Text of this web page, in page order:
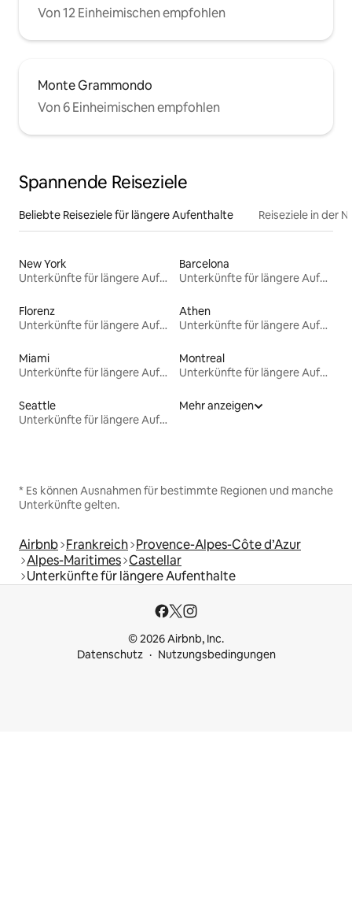
Von 12 Einheimischen empfohlen
Monte Grammondo
Von 6 Einheimischen empfohlen
Spannende Reiseziele
Beliebte Reiseziele für längere Aufenthalte Reiseziele in der
New York
Unterkünfte für längere Aufenthalte
Barcelona
Unterkünfte für längere Aufenthalte
Florenz
Unterkünfte für längere Aufenthalte
Athen
Unterkünfte für längere Aufenthalte
Miami
Unterkünfte für längere Aufenthalte
Montreal
Unterkünfte für längere Aufenthalte
Seattle
Unterkünfte für längere Aufenthalte
Mehr anzeigen
* Es können Ausnahmen für bestimmte Regionen und manche
Unterkünfte gelten.
Airbnb Frankreich Provence-Alpes-Côte d’Azur
Alpes-Maritimes Castellar
Unterkünfte für längere Aufenthalte
© 2026 Airbnb, Inc.
Datenschutz
Nutzungsbedingungen